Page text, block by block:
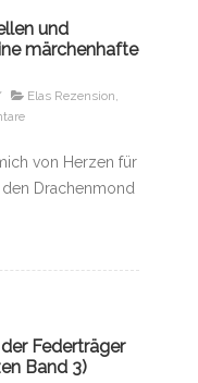
und
märchenhafte
Elas Rezension
von Herzen für
Drachenmond
Federträger
Band 3)